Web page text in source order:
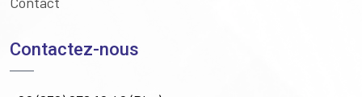
Contactez-nous